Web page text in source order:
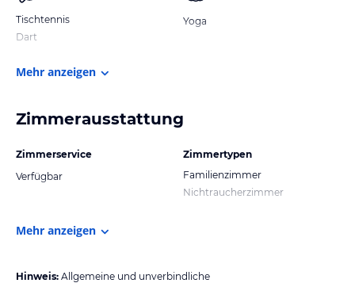
Tischtennis
Dart
Yoga
Mehr anzeigen
Zimmerausstattung
Zimmerservice
Verfügbar
Zimmertypen
Familienzimmer
Nichtraucherzimmer
Mehr anzeigen
Hinweis: Allgemeine und unverbindliche